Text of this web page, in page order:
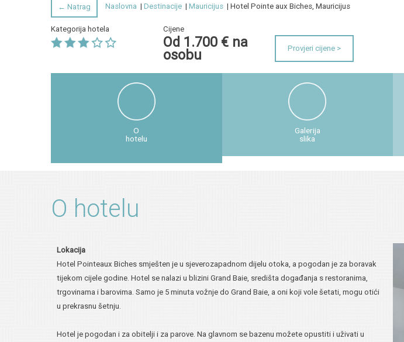
← Natrag Naslovna | Destinacije | Mauricijus | Hotel Pointe aux Biches, Mauricijus
Kategorija hotela Cijene
Od 1.700 € na
osobu Provjeri cijene >
O
hotelu
Galerija
slika
O hotelu
Lokacija
Hotel Pointeaux Biches smješten je u sjeverozapadnom dijelu otoka, a pogodan je za boravak
tijekom cijele godine. Hotel se nalazi u blizini Grand Baie, središta događanja s restoranima,
trgovinama i barovima. Samo je 5 minuta vožnje do Grand Baie, a oni koji vole šetati, mogu otići
u prekrasnu šetnju.
Hotel je pogodan i za obitelji i za parove. Na glavnom se bazenu možete opustiti i uživati u